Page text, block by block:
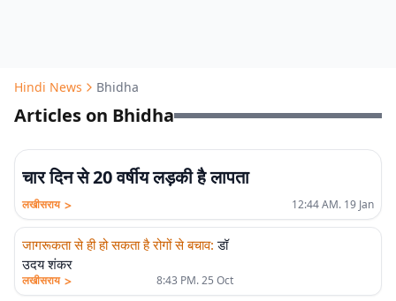
Hindi News Bhidha
Articles on Bhidha
चार दिन से 20 वर्षीय लड़की है लापता
लखीसराय > 12:44 AM. 19 Jan
जागरूकता से ही हो सकता है रोगों से बचाव: डॉ
उदय शंकर
लखीसराय > 8:43 PM. 25 Oct